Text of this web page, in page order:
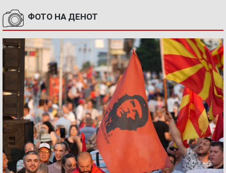
ФОТО НА ДЕНОТ